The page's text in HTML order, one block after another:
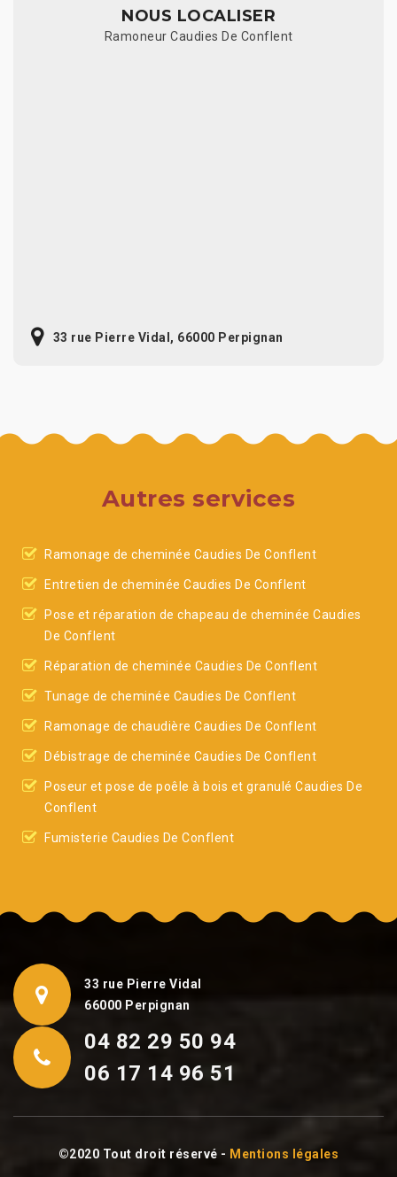
NOUS LOCALISER
Ramoneur Caudies De Conflent
33 rue Pierre Vidal, 66000 Perpignan
Autres services
Ramonage de cheminée Caudies De Conflent
Entretien de cheminée Caudies De Conflent
Pose et réparation de chapeau de cheminée Caudies
De Conflent
Réparation de cheminée Caudies De Conflent
Tunage de cheminée Caudies De Conflent
Ramonage de chaudière Caudies De Conflent
Débistrage de cheminée Caudies De Conflent
Poseur et pose de poêle à bois et granulé Caudies De
Conflent
Fumisterie Caudies De Conflent
33 rue Pierre Vidal
66000 Perpignan
04 82 29 50 94
06 17 14 96 51
©2020 Tout droit réservé - Mentions légales